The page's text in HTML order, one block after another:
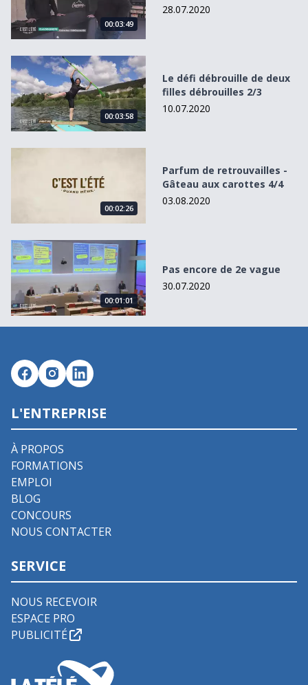
00:03:49
28.07.2020
Le défi débrouille de deux filles débrouilles 2/3
00:03:58
Le défi débrouille de deux
filles débrouilles 2/3
10.07.2020
00:02:26
Parfum de retrouvailles -
Gâteau aux carottes 4/4
03.08.2020
Pas encore de 2e vague
00:01:01
Pas encore de 2e vague
30.07.2020
L'ENTREPRISE
À PROPOS
FORMATIONS
EMPLOI
BLOG
CONCOURS
NOUS CONTACTER
SERVICE
NOUS RECEVOIR
ESPACE PRO
PUBLICITÉ